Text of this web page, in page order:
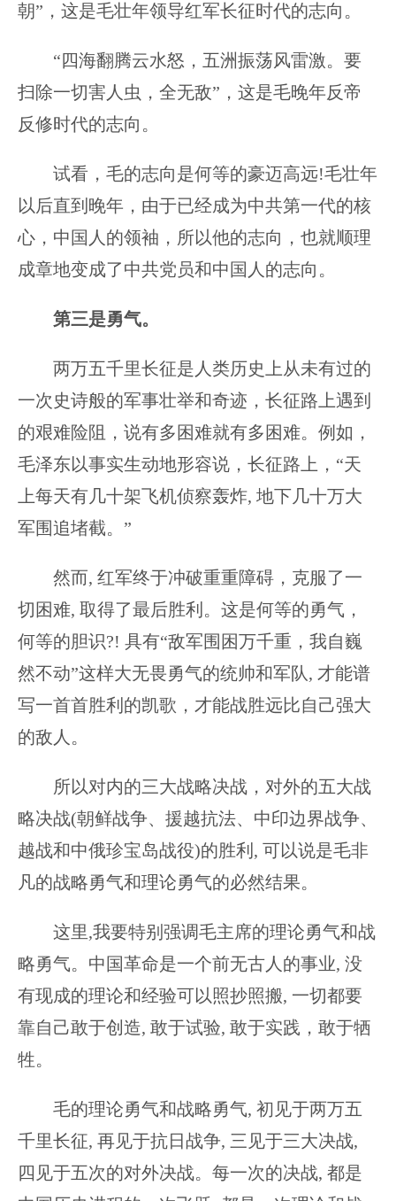
朝”，这是毛壮年领导红军长征时代的志向。
“四海翻腾云水怒，五洲振荡风雷激。要
扫除一切害人虫，全无敌”，这是毛晚年反帝
反修时代的志向。
试看，毛的志向是何等的豪迈高远!毛壮年
以后直到晚年，由于已经成为中共第一代的核
心，中国人的领袖，所以他的志向，也就顺理
成章地变成了中共党员和中国人的志向。
第三是勇气。
两万五千里长征是人类历史上从未有过的
一次史诗般的军事壮举和奇迹，长征路上遇到
的艰难险阻，说有多困难就有多困难。例如，
毛泽东以事实生动地形容说，长征路上，“天
上每天有几十架飞机侦察轰炸, 地下几十万大
军围追堵截。”
然而, 红军终于冲破重重障碍，克服了一
切困难, 取得了最后胜利。这是何等的勇气，
何等的胆识?! 具有“敌军围困万千重，我自巍
然不动”这样大无畏勇气的统帅和军队, 才能谱
写一首首胜利的凯歌，才能战胜远比自己强大
的敌人。
所以对内的三大战略决战，对外的五大战
略决战(朝鲜战争、援越抗法、中印边界战争、
越战和中俄珍宝岛战役)的胜利, 可以说是毛非
凡的战略勇气和理论勇气的必然结果。
这里,我要特别强调毛主席的理论勇气和战
略勇气。中国革命是一个前无古人的事业, 没
有现成的理论和经验可以照抄照搬, 一切都要
靠自己敢于创造, 敢于试验, 敢于实践，敢于牺
牲。
毛的理论勇气和战略勇气, 初见于两万五
千里长征, 再见于抗日战争, 三见于三大决战,
四见于五次的对外决战。每一次的决战, 都是